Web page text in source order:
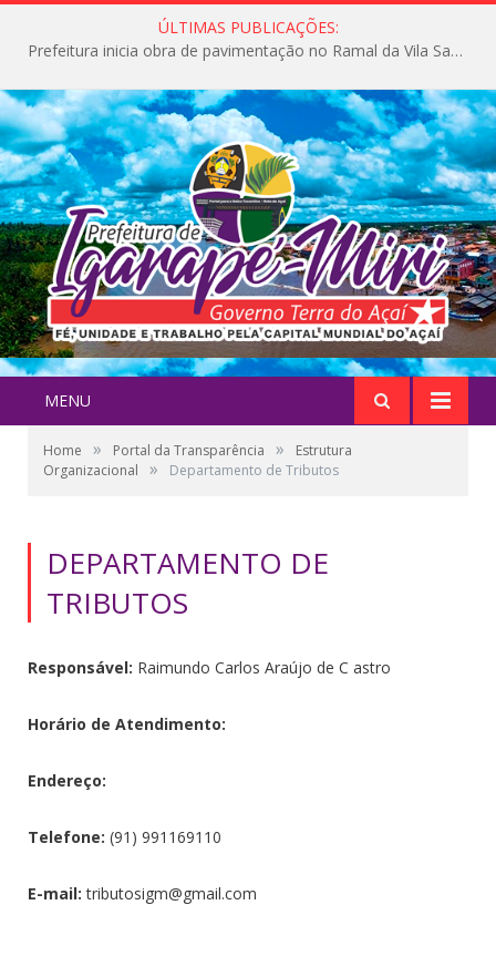
ÚLTIMAS PUBLICAÇÕES:
Prefeitura inicia obra de pavimentação no Ramal da Vila Santa Maria do Icatu
MENU
Home » Portal da Transparência »
Estrutura
Organizacional
» Departamento de Tributos
DEPARTAMENTO DE
TRIBUTOS
Responsável: Raimundo Carlos Araújo de C astro
Horário de Atendimento:
Endereço:
Telefone: (91) 991169110
E-mail:tributosigm@gmail.com